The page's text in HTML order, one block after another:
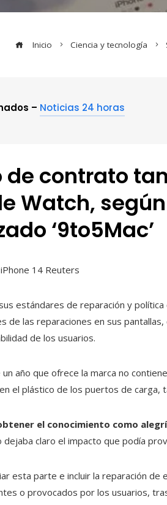
Inicio Ciencia y tecnología
– Noticias 24 horas
de contrato
Watch,
‘9to5Mac’
14 Reuters
estándares de reparación y
de las reparaciones en sus
de los usuarios.
año que ofrece la marca no
el plástico de los puertos de carga,
el conocimiento como
claro el impacto que podía
esta parte e incluir la reparación
o provocados por los usuarios,